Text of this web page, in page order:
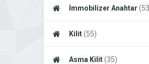
İmmobilizer Anahtar
Kilit (55)
Asma Kilit (35)